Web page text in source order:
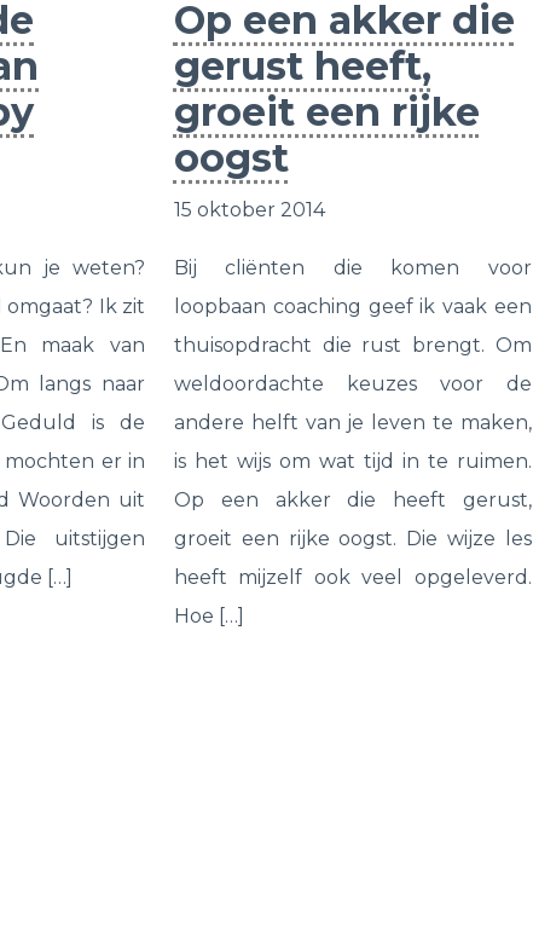
je weten?
omgaat? Ik zit
maak van
langs naar
is de
mochten er in
Woorden uit
uitstijgen
[…]
Op een akker die
gerust heeft,
groeit een rijke
oogst
15 oktober 2014
Bij cliënten die komen voor
loopbaan coaching geef ik vaak een
thuisopdracht die rust brengt. Om
weldoordachte keuzes voor de
andere helft van je leven te maken,
is het wijs om wat tijd in te ruimen.
Op een akker die heeft gerust,
groeit een rijke oogst. Die wijze les
heeft mijzelf ook veel opgeleverd.
Hoe […]